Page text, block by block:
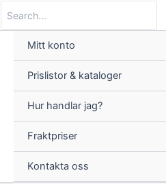
innehåll
for:
Mitt konto
Prislistor & kataloger
Hur handlar jag?
Fraktpriser
Kontakta oss